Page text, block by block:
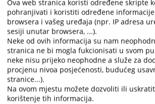
Na Informacijama koje se nalaze na ulazu u
se službenik koji ima pristup CMS aplikaciji.
se vode svi postupci u Sudu.
Osnovne podatke o predmetu tipa: "broj
Ova web stranica koristi određene skripte
pohranjivati i koristiti određene informacije
browsera i vašeg uređaja (npr. IP adresa
sesiji unutar browsera, ...).
Neke od ovih informacija su nam
stranica ne bi mogla fukcionisati u svom
neke nisu prijeko neophodne a služe za
procjenu nivoa posjećenosti, budućeg
stranice...).
Na ovom mjestu možete dozvoliti ili
korištenje tih informacija.